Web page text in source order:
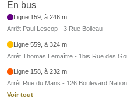
En bus
Ligne 159, à 246 m
Arrêt Paul Lescop - 3 Rue Boileau
Ligne 559, à 324 m
Arrêt Thomas Lemaître - 1bis Rue des
Ligne 158, à 232 m
Arrêt Rue du Mans - 126 Boulevard
Voir tout